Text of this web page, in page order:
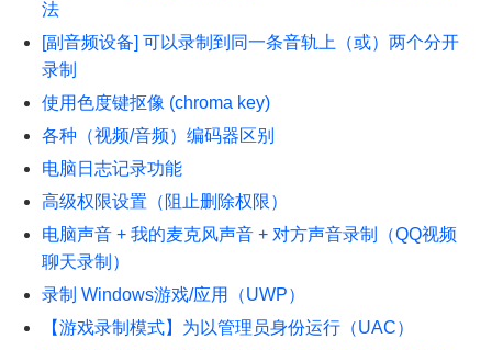
法
[副音频设备] 可以录制到同一条音轨上（或）两个分开
录制
使用色度键抠像 (chroma key)
各种（视频/音频）编码器区别
电脑日志记录功能
高级权限设置（阻止删除权限）
电脑声音 + 我的麦克风声音 + 对方声音录制（QQ视频
聊天录制）
录制 Windows游戏/应用（UWP）
【游戏录制模式】为以管理员身份运行（UAC）